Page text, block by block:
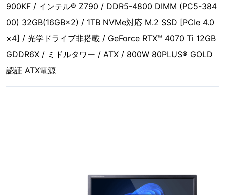
900KF / インテル® Z790 / DDR5-4800 DIMM (PC5-384
00) 32GB(16GB×2) / 1TB NVMe対応 M.2 SSD [PCIe 4.0
×4] / 光学ドライブ非搭載 / GeForce RTX™ 4070 Ti 12GB
GDDR6X / ミドルタワー / ATX / 800W 80PLUS® GOLD
認証 ATX電源